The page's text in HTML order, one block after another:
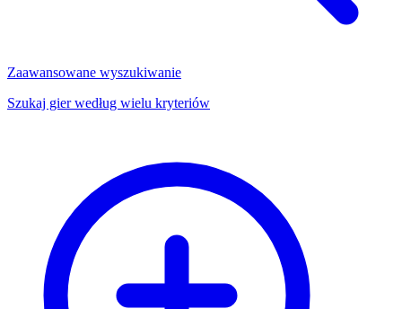
Zaawansowane wyszukiwanie
Szukaj gier według wielu kryteriów